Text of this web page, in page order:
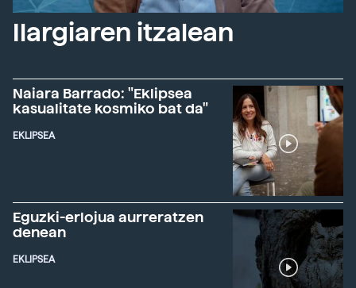
Ilargiaren itzalean
Naiara Barrado: "Eklipsea
kasualitate kosmiko bat da"
EKLIPSEA
Eguzki-erlojua aurreratzen
denean
EKLIPSEA